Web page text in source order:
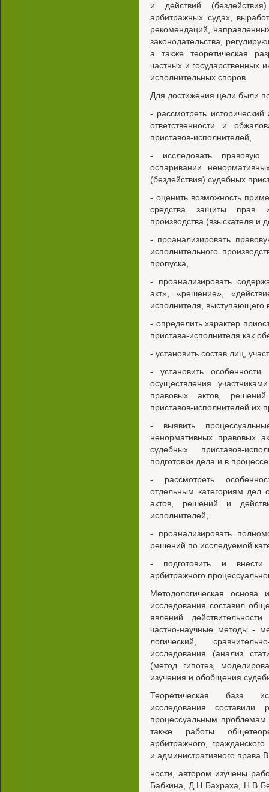
и действий
арбитражных судах,
рекомендаций,
законодательства,
а также теоретическая
частных и государственных
исполнительных споров
Для достижения цели были
- рассмотреть исторический
ответственности и
приставов-исполнителей,
- исследовать
оспаривании
(бездействия) судебных
- оценить возможность
средства защиты прав и
производства (взыскателя и
- проанализировать
исполнительного
пропуска,
- проанализировать
акт», «решение»,
исполнителя, выступающего
- определить характер
пристава-исполнителя как
- установить состав лиц,
- установить особенности
осуществления
правовых актов,
приставов-исполнителей их
- выявить
ненормативных правовых
судебных приставов-
подготовки дела и в
- рассмотреть
отдельным категориям дел
актов, решений и
исполнителей,
- проанализировать
решений по исследуемой
- подготовить и внести
арбитражного
Методологическая основа
исследования составил
явлений
частно-научные методы -
логический,
исследования (анализ
(метод гипотез,
изучения и обобщения
Теоретическая база
исследования составили
процессуальным
также работы
арбитражного,
и административного права
ности, автором изучены
Бабкина, Д Н Бахраха, Н В